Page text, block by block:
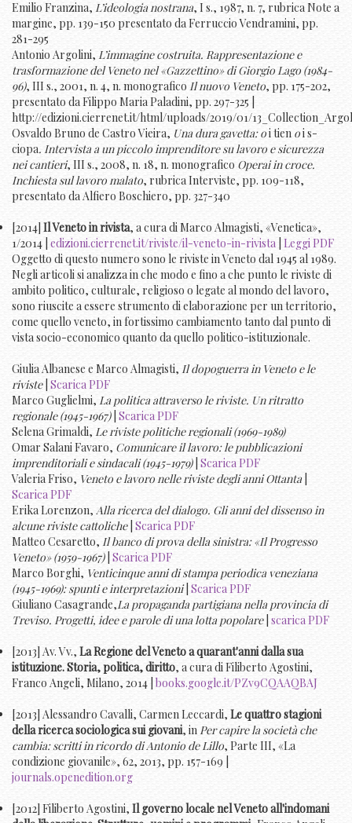
Emilio Franzina, L’ideologia nostrana, I s., 1987, n. 7, rubrica Note a
margine, pp. 139-150 presentato da Ferruccio Vendramini, pp.
281-295
Antonio Argolini, L’immagine costruita. Rappresentazione e
trasformazione del Veneto nel «Gazzettino» di Giorgio Lago (1984-
96), III s., 2001, n. 4, n. monografico Il nuovo Veneto, pp. 175-202,
presentato da Filippo Maria Paladini, pp. 297-325 |
http://edizioni.cierrenet.it/html/uploads/2019/01/
Osvaldo Bruno de Castro Vieira, Una dura gavetta: oi tien oi s-
ciopa. Intervista a un piccolo imprenditore su lavoro e sicurezza
nei cantieri, III s., 2008, n. 18, n. monografico Operai in croce.
Inchiesta sul lavoro malato, rubrica Interviste, pp. 109-118,
presentato da Alfiero Boschiero, pp. 327-340
[2014] Il Veneto in rivista, a cura di Marco Almagisti, «Venetica»,
1/2014 | edizioni.cierrenet.it/riviste/il-veneto-in-rivista Leggi PDF
Oggetto di questo numero sono le riviste in Veneto dal 1945 al 1989.
Negli articoli si analizza in che modo e fino a che punto le riviste di
ambito politico, culturale, religioso o legate al mondo del lavoro,
sono riuscite a essere strumento di elaborazione per un territorio,
come quello veneto, in fortissimo cambiamento tanto dal punto di
vista socio-economico quanto da quello politico-istituzionale.
Giulia Albanese e Marco Almagisti, Il dopoguerra in Veneto e le
riviste| Scarica PDF
Marco Guglielmi, La politica attraverso le riviste. Un ritratto
regionale (1945-1967)| Scarica PDF
Selena Grimaldi, Le riviste politiche regionali (1969-1989)
Omar Salani Favaro, Comunicare il lavoro: le pubblicazioni
imprenditoriali e sindacali (1945-1979)| Scarica PDF
Valeria Friso, Veneto e lavoro nelle riviste degli anni Ottanta
Scarica PDF
Erika Lorenzon, Alla ricerca del dialogo. Gli anni del dissenso in
alcune riviste cattoliche| Scarica PDF
Matteo Cesaretto, Il banco di prova della sinistra: «Il Progresso
Veneto» (1959-1967)| Scarica PDF
Marco Borghi, Venticinque anni di stampa periodica veneziana
(1945-1969): spunti e interpretazioni| Scarica PDF
Giuliano Casagrande,La propaganda partigiana nella provincia di
Treviso. Progetti, idee e parole di una lotta popolare| scarica PDF
[2013] Av. Vv., La Regione del Veneto a quarant'anni dalla sua
istituzione. Storia, politica, diritto, a cura di Filiberto Agostini,
Franco Angeli, Milano, 2014 | books.google.it/PZv9CQAAQBAJ
[2013] Alessandro Cavalli, Carmen Leccardi, Le quattro stagioni
della ricerca sociologica sui giovani, in Per capire la società che
cambia: scritti in ricordo di Antonio de Lillo, Parte III, «La
condizione giovanile», 62, 2013, pp. 157-169 |
journals.openedition.org
[2012] Filiberto Agostini, Il governo locale nel Veneto all'indomani